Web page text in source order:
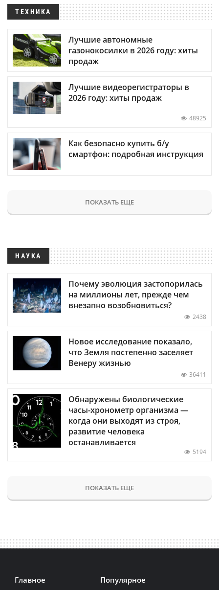
ТЕХНИКА
Лучшие автономные
газонокосилки в 2026 году: хиты
продаж
Лучшие видеорегистраторы в
2026 году: хиты продаж
48925
Как безопасно купить б/у
смартфон: подробная инструкция
ПОКАЗАТЬ ЕЩЕ
НАУКА
Почему эволюция застопорилась
на миллионы лет, прежде чем
внезапно возобновиться?
2438
Новое исследование показало,
что Земля постепенно заселяет
Венеру жизнью
36411
Обнаружены биологические
часы-хронометр организма —
когда они выходят из строя,
развитие человека
останавливается
5194
ПОКАЗАТЬ ЕЩЕ
Главное Популярное